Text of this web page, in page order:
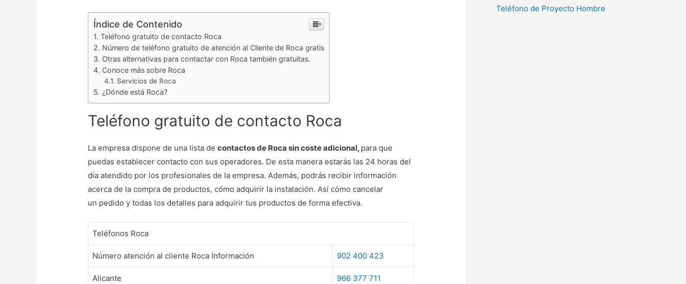
Índice de Contenido
Teléfono gratuito de contacto Roca
Número de teléfono gratuito de atención al Cliente de Roca gratis
Otras alternativas para contactar con Roca también gratuitas.
Conoce más sobre Roca
Servicios de Roca
¿Dónde está Roca?
Teléfono gratuito de contacto Roca
La empresa dispone de una lista decontactos de Roca sin coste adicional, para que
puedas establecer contacto con sus operadores. De esta manera estarás las 24 horas del
día atendido por los profesionales de la empresa. Además, podrás recibir información
acerca de la compra de productos, cómo adquirir la instalación. Así cómo cancelar
un pedido y todas los detalles para adquirir tus productos de forma efectiva.
Teléfonos Roca
Número atención al cliente Roca Información 902 400 423
Alicante 966 377 711
Teléfono de Proyecto Hombre